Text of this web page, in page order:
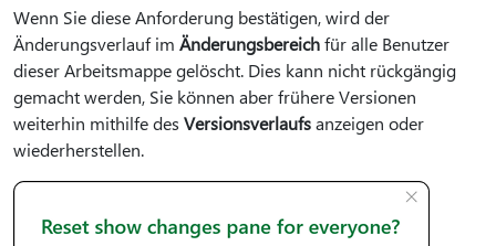
Wenn Sie diese Anforderung bestätigen, wird der
Änderungsverlauf im Änderungsbereichfür alle Benutzer
dieser Arbeitsmappe gelöscht. Dies kann nicht rückgängig
gemacht werden, Sie können aber frühere Versionen
weiterhin mithilfe des Versionsverlaufsanzeigen oder
wiederherstellen.